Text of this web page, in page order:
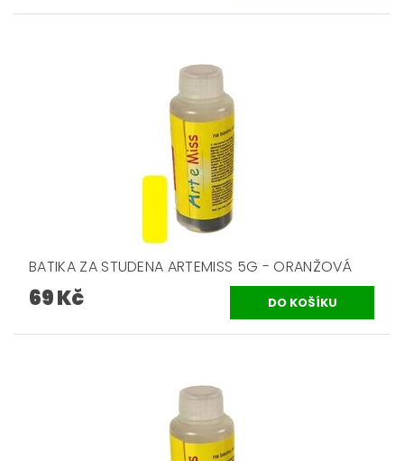
BATIKA ZA STUDENA ARTEMISS 5G - ORANŽOVÁ
69 Kč